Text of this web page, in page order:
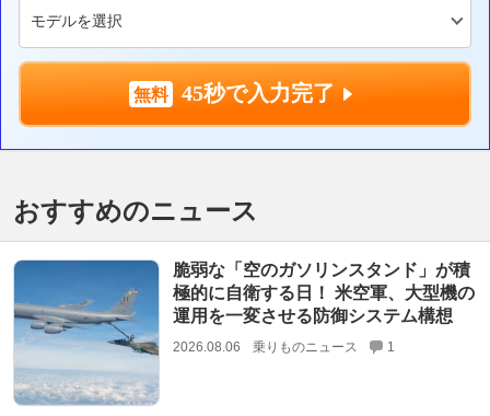
45秒で入力完了
おすすめのニュース
脆弱な「空のガソリンスタンド」が積
極的に自衛する日！ 米空軍、大型機の
運用を一変させる防御システム構想
2026.08.06 乗りものニュース 1